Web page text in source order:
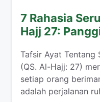
7 Rahasia
Hajj 27:
Tafsir Ayat Tentang
(QS. Al-Hajj: 27)
setiap orang
adalah perjalanan